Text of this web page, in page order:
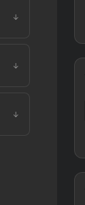
↓
↓
↓